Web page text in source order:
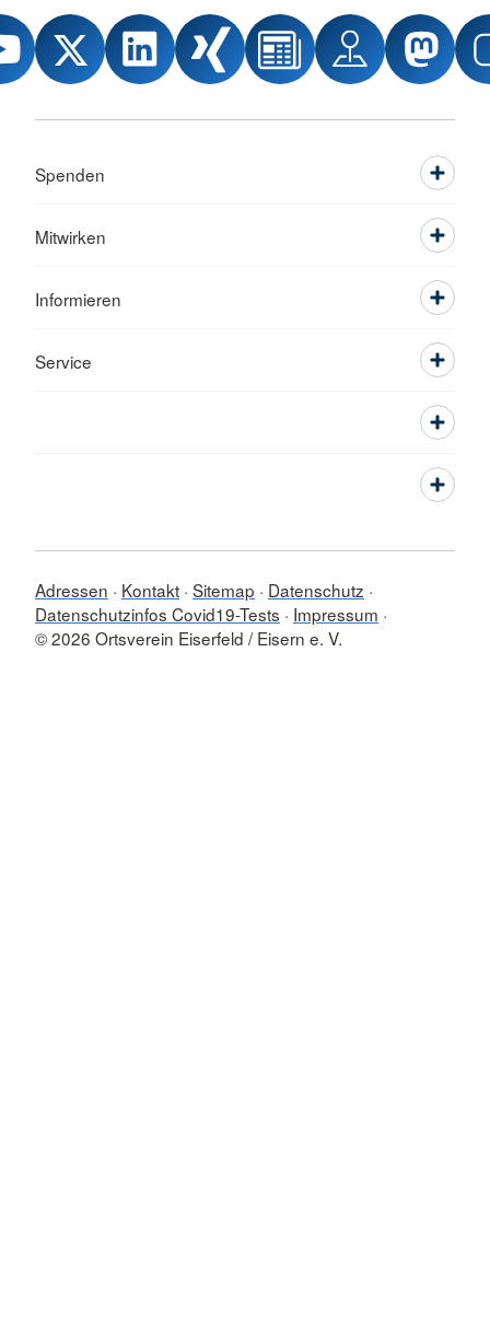
Spenden
Mitwirken
Informieren
Service
Adressen Kontakt Sitemap
Datenschutz
Datenschutzinfos Covid19-Tests
Impressum
© 2026 Ortsverein Eiserfeld / Eisern e. V.